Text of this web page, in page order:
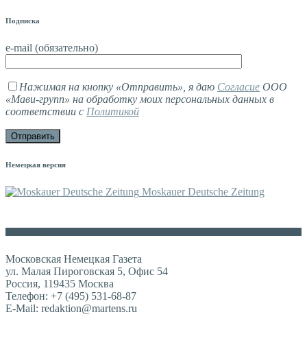
Подписка
e-mail (обязательно)
Нажимая на кнопку «Отправить», я даю Согласие ООО
«Мави-групп» на обработку моих персональных данных в
соответствии с Политикой
Немецкая версия
Moskauer Deutsche Zeitung
Московская Немецкая Газета
ул. Малая Пироговская 5, Офис 54
Россия, 119435 Москва
Телефон: +7 (495) 531-68-87
E-Mail: redaktion@martens.ru